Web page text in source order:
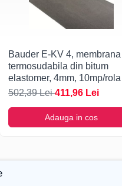
Bauder E-KV 4, membrana
termosudabila din bitum
elastomer, 4mm, 10mp/rola
502,39 Lei411,96 Lei
Adauga in cos